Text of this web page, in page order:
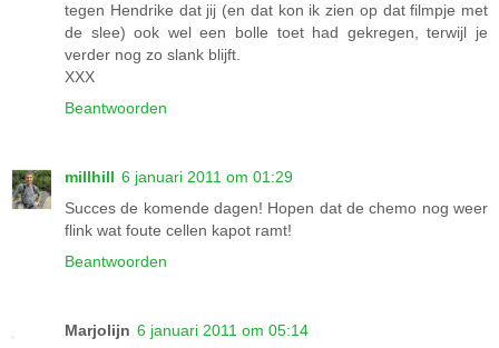
tegen Hendrike dat jij (en dat kon ik zien op dat filmpje met
de slee) ook wel een bolle toet had gekregen, terwijl je
verder nog zo slank blijft.
XXX
Beantwoorden
millhill 6 januari 2011 om 01:29
Succes de komende dagen! Hopen dat de chemo nog weer
flink wat foute cellen kapot ramt!
Beantwoorden
Marjolijn 6 januari 2011 om 05:14